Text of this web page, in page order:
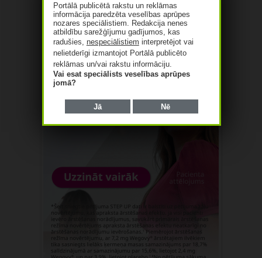
Portālā publicētā rakstu un reklāmas
informācija paredzēta veselības aprūpes
nozares speciālistiem. Redakcija nenes
atbildību sarežģījumu gadījumos, kas
radušies, nespeciālistiem interpretējot vai
nelietderīgi izmantojot Portālā publicēto
reklāmas un/vai rakstu informāciju.
Vai esat speciālists veselības aprūpes
jomā?
Jā Nē